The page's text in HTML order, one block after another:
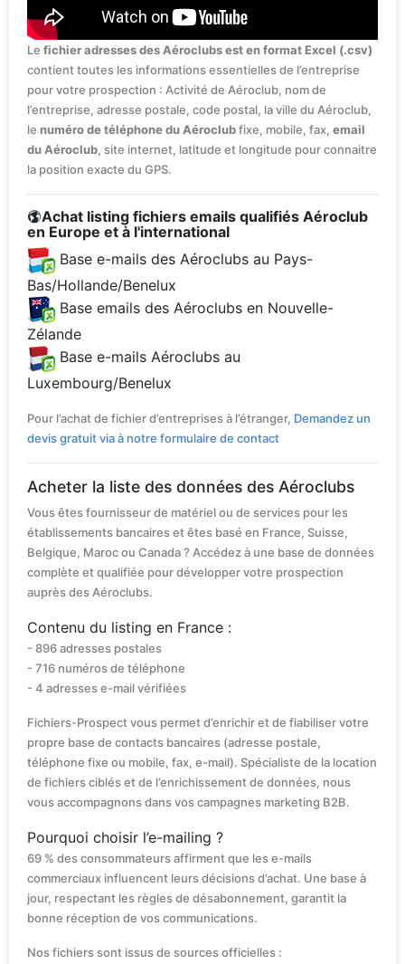
Le fichier adresses des Aéroclubs est en format Excel (.csv)
contient toutes les informations essentielles de l’entreprise
pour votre prospection : Activité de Aéroclub, nom de
l’entreprise, adresse postale, code postal, la ville du Aéroclub,
le numéro de téléphone du Aéroclubfixe, mobile, fax, email
du Aéroclub, site internet, latitude et longitude pour connaitre
la position exacte du GPS.
Achat listing fichiers emails qualifiés Aéroclub
en Europe et à l'international
Base e-mails des Aéroclubs au Pays-
Bas/Hollande/Benelux
Base emails des Aéroclubs en Nouvelle-
Zélande
Base e-mails Aéroclubs au
Luxembourg/Benelux
Pour l’achat de fichier d’entreprises à l’étranger, Demandez un
devis gratuit via à notre formulaire de contact
Acheter la liste des données des Aéroclubs
Vous êtes fournisseur de matériel ou de services pour les
établissements bancaires et êtes basé en France, Suisse,
Belgique, Maroc ou Canada ? Accédez à une base de données
complète et qualifiée pour développer votre prospection
auprès des Aéroclubs.
Contenu du listing en France :
- 896 adresses postales
- 716 numéros de téléphone
- 4 adresses e-mail vérifiées
Fichiers-Prospect vous permet d’enrichir et de fiabiliser votre
propre base de contacts bancaires (adresse postale,
téléphone fixe ou mobile, fax, e-mail). Spécialiste de la location
de fichiers ciblés et de l’enrichissement de données, nous
vous accompagnons dans vos campagnes marketing B2B.
Pourquoi choisir l’e-mailing ?
69 % des consommateurs affirment que les e-mails
commerciaux influencent leurs décisions d’achat. Une base à
jour, respectant les règles de désabonnement, garantit la
bonne réception de vos communications.
Nos fichiers sont issus de sources officielles :